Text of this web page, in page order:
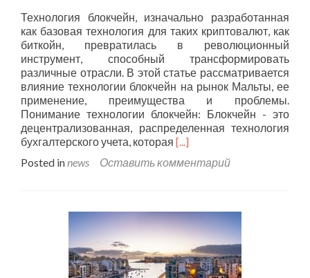
черного
тмина
Технология блокчейн, изначально разработанная
как базовая технология для таких криптовалют, как
биткойн, превратилась в революционный
инструмент, способный трансформировать
различные отрасли. В этой статье рассматривается
влияние технологии блокчейн на рынок Мальты, ее
применение, преимущества и проблемы.
Понимание технологии блокчейн: Блокчейн - это
децентрализованная, распределенная технология
бухгалтерского учета, которая Подробнее
Изучение
блокчейн
на
рынок
Мальты
[...]
Posted innews Оставить комментарий